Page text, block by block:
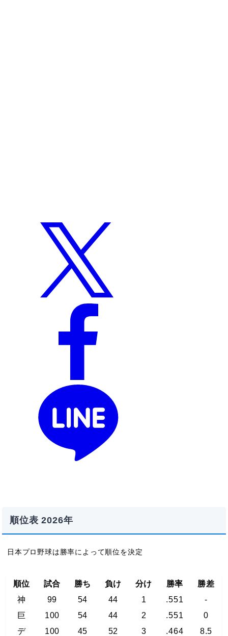
順位表 2026年
日本プロ野球は勝率によって順位を決定
順位 試合 勝ち 負け 分け 勝率
勝差
神
99 54 44 1 .551
-
巨
100 54 44 2 .551
0
デ
100 45 52 3 .464
8.5